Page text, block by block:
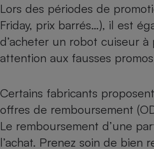
Lors des périodes de
Friday, prix barrés…), il est
d’acheter un robot cuiseur à
attention aux fausses promos
Certains fabricants
offres de remboursement
Le remboursement d’une
l’achat. Prenez soin de bien